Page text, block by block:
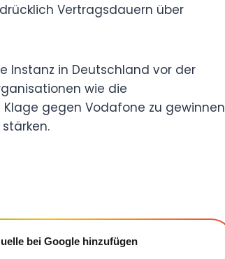
Vertragsdauern über
Instanz in Deutschland vor der
wie die
gegen Vodafone zu gewinnen
bei Google hinzufügen